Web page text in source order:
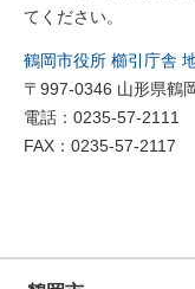
てください。
鶴岡市役所 櫛引庁舎
〒997-0346 山形県鶴
電話：0235-57-2111
FAX：0235-57-2117